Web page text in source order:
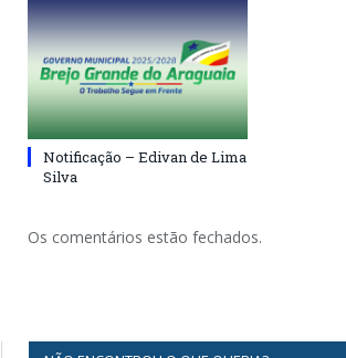
Notificação – Edivan de Lima
Silva
Os comentários estão fechados.